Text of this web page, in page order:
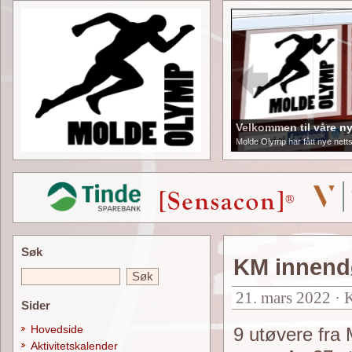
Velkommen til våre
Molde Olymp har fått nye
KM
21. mars 2022 ·
9 utøvere fra
Søk
Sider
Hovedside
Aktivitetskalender